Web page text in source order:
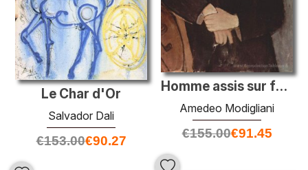
Homme assis sur fond orange
Amedeo Modigliani
€155.00€91.45
Le Char d'Or
Salvador Dali
€153.00€90.27